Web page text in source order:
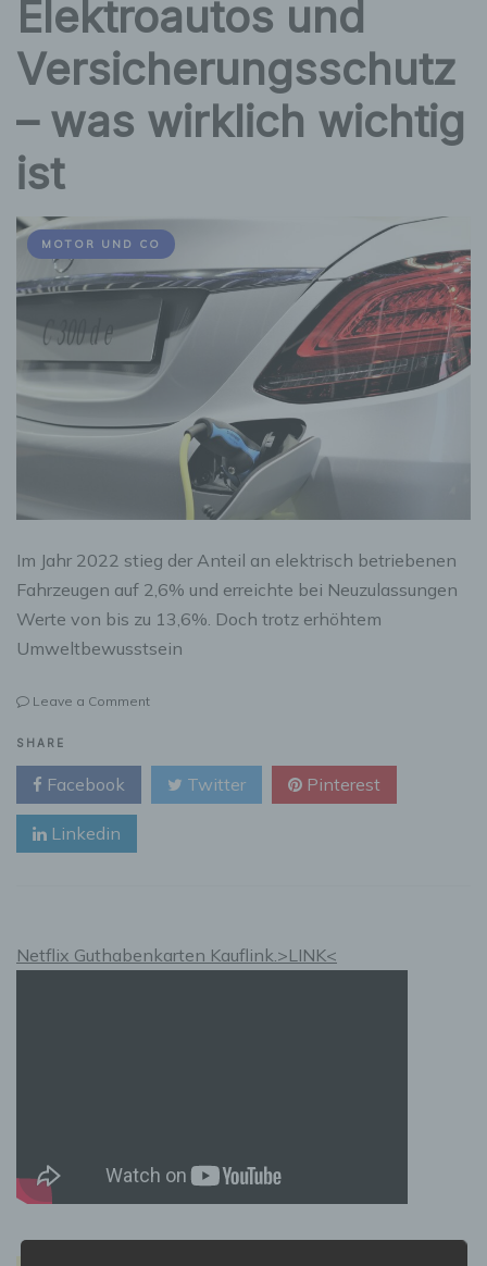
Elektroautos und
Versicherungsschutz
– was wirklich wichtig
ist
MOTOR UND CO
Im Jahr 2022 stieg der Anteil an elektrisch betriebenen
Fahrzeugen auf 2,6% und erreichte bei Neuzulassungen
Werte von bis zu 13,6%. Doch trotz erhöhtem
Umweltbewusstsein
Leave a Commenton
Versicherungsschutz
was
SHARE
Facebook Twitter Pinterest
Linkedin
Netflix Guthabenkarten Kauflink.>LINK<